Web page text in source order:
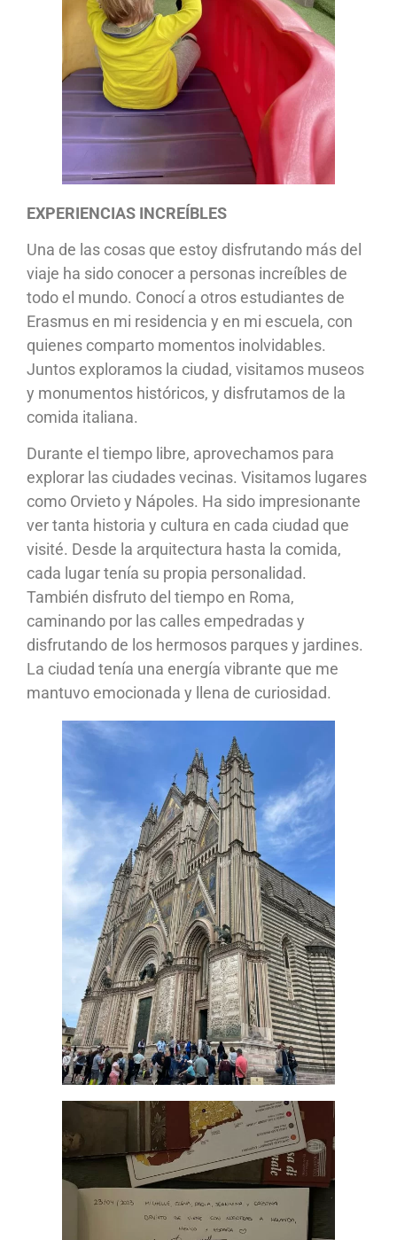
EXPERIENCIAS INCREÍBLES
Una de las cosas que estoy disfrutando más del
viaje ha sido conocer a personas increíbles de
todo el mundo. Conocí a otros estudiantes de
Erasmus en mi residencia y en mi escuela, con
quienes comparto momentos inolvidables.
Juntos exploramos la ciudad, visitamos museos
y monumentos históricos, y disfrutamos de la
comida italiana.
Durante el tiempo libre, aprovechamos para
explorar las ciudades vecinas. Visitamos lugares
como Orvieto y Nápoles. Ha sido impresionante
ver tanta historia y cultura en cada ciudad que
visité. Desde la arquitectura hasta la comida,
cada lugar tenía su propia personalidad.
También disfruto del tiempo en Roma,
caminando por las calles empedradas y
disfrutando de los hermosos parques y jardines.
La ciudad tenía una energía vibrante que me
mantuvo emocionada y llena de curiosidad.